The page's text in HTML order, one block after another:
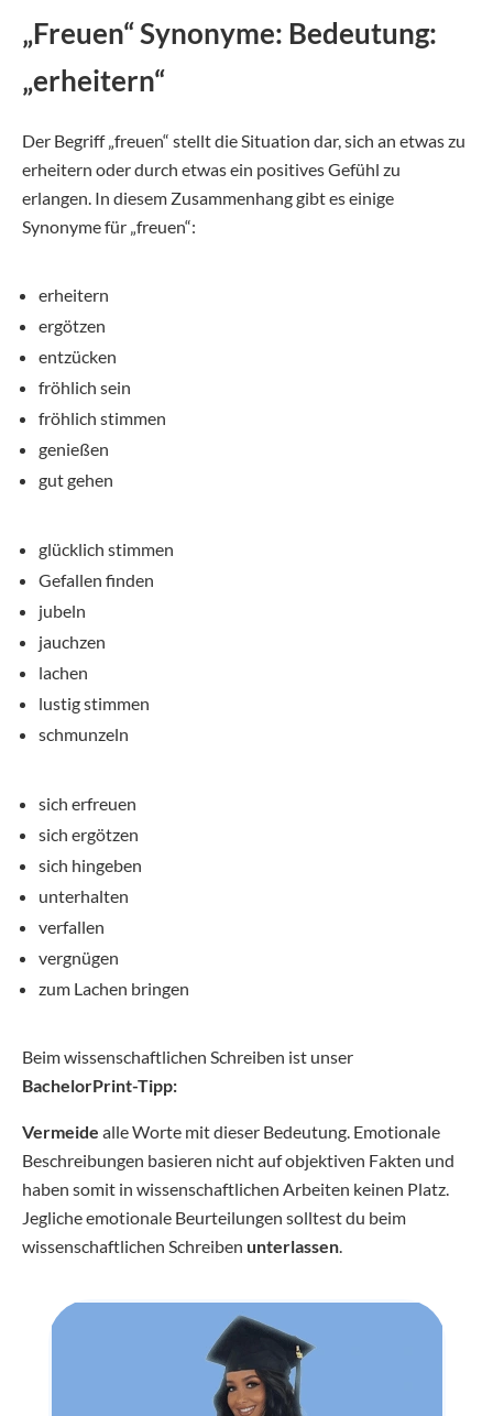
„Freuen“ Synonyme: Bedeutung:
„erheitern“
Der Begriff „freuen“ stellt die Situation dar, sich an etwas zu
erheitern oder durch etwas ein positives Gefühl zu
erlangen. In diesem Zusammenhang gibt es einige
Synonyme für „freuen“:
erheitern
ergötzen
entzücken
fröhlich sein
fröhlich stimmen
genießen
gut gehen
glücklich stimmen
Gefallen finden
jubeln
jauchzen
lachen
lustig stimmen
schmunzeln
sich erfreuen
sich ergötzen
sich hingeben
unterhalten
verfallen
vergnügen
zum Lachen bringen
Beim wissenschaftlichen Schreiben ist unser
BachelorPrint-Tipp:
Vermeide alle Worte mit dieser Bedeutung. Emotionale
Beschreibungen basieren nicht auf objektiven Fakten und
haben somit in wissenschaftlichen Arbeiten keinen Platz.
Jegliche emotionale Beurteilungen solltest du beim
wissenschaftlichen Schreiben unterlassen.